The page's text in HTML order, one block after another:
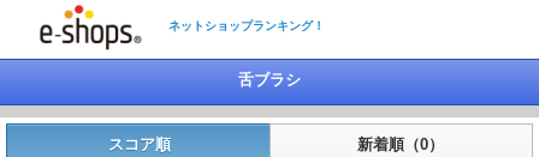
ネットショップランキング！
舌ブラシ
スコア順 新着順（0）